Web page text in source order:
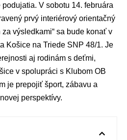
V sobotu 14. februára
prvý interiérový orientačný
za výsledkami“ sa bude konať v
Košice na Triede SNP 48/1. Je
aj rodinám s deťmi,
v spolupráci s Klubom OB
je prepojiť šport, zábavu a
perspektívy.